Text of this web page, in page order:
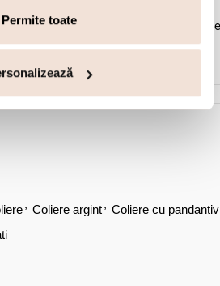
Permite toate
Dupa fiecare purtare este
curata pentru a evita depunerea de
, Coliere argint, Coliere cu pandantiv